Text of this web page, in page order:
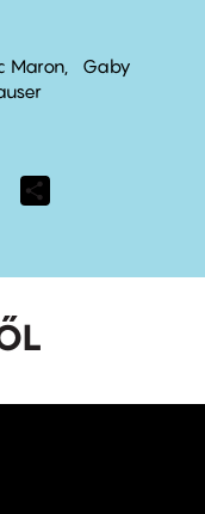
Maron
Gaby